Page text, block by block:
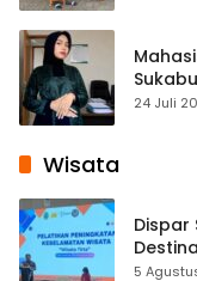
24 Juli
Wisata
Dispar
hingga
5